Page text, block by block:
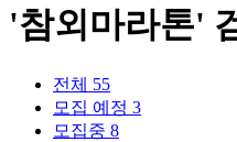
'참외마라톤'
전체 55
모집 예정 3
모집중 8